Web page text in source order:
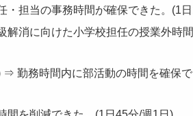
担当の事務時間が確保できた。(1
消に向けた小学校担任の授業外時
勤務時間内に部活動の時間を確保で